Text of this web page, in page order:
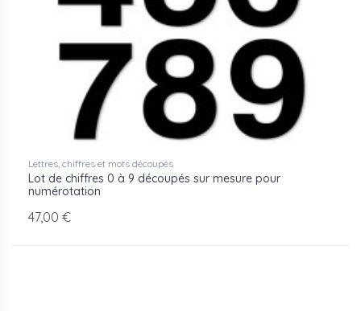
Lettres, chiffres et mots découpés
Lot de chiffres 0 à 9 découpés sur mesure pour
numérotation
47,00 €